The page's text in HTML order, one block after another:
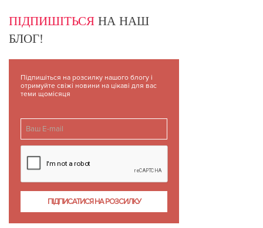
ПІДПИШІТЬСЯ НА НАШ
БЛОГ!
Підпишіться на розсилку нашого блогу і
отримуйте свіжі новини на цікаві для вас
теми щомісяця